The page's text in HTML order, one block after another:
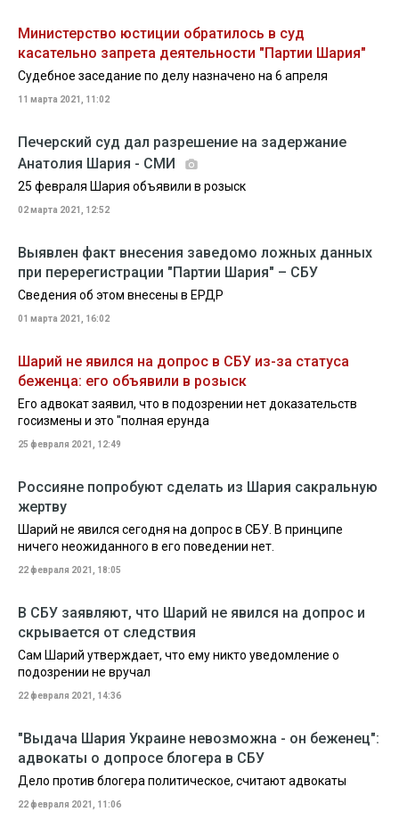
Министерство юстиции обратилось в суд
касательно запрета деятельности "Партии Шария"
Судебное заседание по делу назначено на 6 апреля
11 марта 2021, 11:02
Печерский суд дал разрешение на задержание
Анатолия Шария - СМИ
25 февраля Шария объявили в розыск
02 марта 2021, 12:52
Выявлен факт внесения заведомо ложных данных
при перерегистрации "Партии Шария" – СБУ
Сведения об этом внесены в ЕРДР
01 марта 2021, 16:02
Шарий не явился на допрос в СБУ из-за статуса
беженца: его объявили в розыск
Его адвокат заявил, что в подозрении нет доказательств
госизмены и это "полная ерунда
25 февраля 2021, 12:49
Россияне попробуют сделать из Шария сакральную
жертву
Шарий не явился сегодня на допрос в СБУ. В принципе
ничего неожиданного в его поведении нет.
22 февраля 2021, 18:05
В СБУ заявляют, что Шарий не явился на допрос и
скрывается от следствия
Сам Шарий утверждает, что ему никто уведомление о
подозрении не вручал
22 февраля 2021, 14:36
"Выдача Шария Украине невозможна - он беженец":
адвокаты о допросе блогера в СБУ
Дело против блогера политическое, считают адвокаты
22 февраля 2021, 11:06